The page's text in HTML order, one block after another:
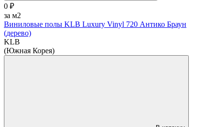
0 ₽
за м2
Виниловые полы KLB Luxury Vinyl 720 Антико Браун
(дерево)
KLB
(Южная Корея)